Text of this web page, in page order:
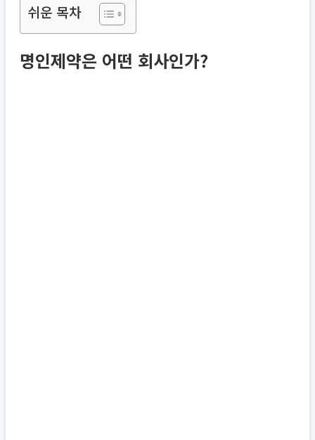
쉬운 목차
명인제약은 어떤 회사인가?